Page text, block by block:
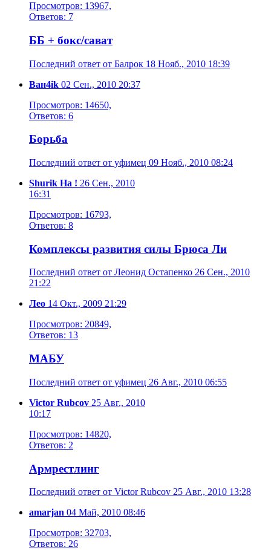
Просмотров: 13967,
Ответов: 7
ББ + бокс/сават
Последний ответ от Балрок 18 Нояб., 2010 18:39
Ван4ik 02 Сен., 2010 20:37
Просмотров: 14650,
Ответов: 6
Борьба
Последний ответ от уфимец 09 Нояб., 2010 08:24
Shurik Ha ! 26 Сен., 2010
16:31
Просмотров: 16793,
Ответов: 8
Комплексы развития силы Брюса Ли
Последний ответ от Леонид Остапенко 26 Сен., 2010
21:22
Лео 14 Окт., 2009 21:29
Просмотров: 20849,
Ответов: 13
МАБУ
Последний ответ от уфимец 26 Авг., 2010 06:55
Victor Rubcov 25 Авг., 2010
10:17
Просмотров: 14820,
Ответов: 2
Армрестлинг
Последний ответ от Victor Rubcov 25 Авг., 2010 13:28
amarjan 04 Май, 2010 08:46
Просмотров: 32703,
Ответов: 26